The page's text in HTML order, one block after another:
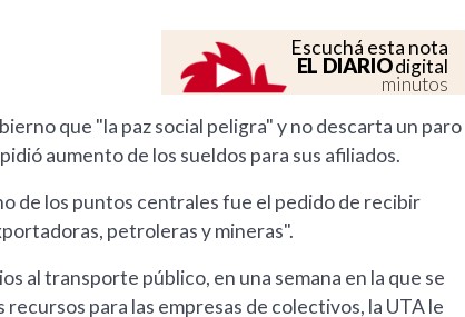
Escuchá esta nota
EL DIARIOdigital
minutos
que "la paz social peligra" y no descarta un paro
aumento de los sueldos para sus afiliados.
de los puntos centrales fue el pedido de recibir
petroleras y mineras".
al transporte público, en una semana en la que se
para las empresas de colectivos, la UTA le